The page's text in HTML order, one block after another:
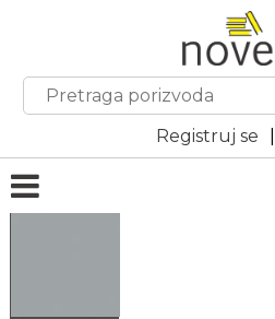
Registruj se